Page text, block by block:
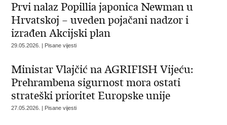
Prvi nalaz Popillia japonica Newman u
Hrvatskoj – uveden pojačani nadzor i
izrađen Akcijski plan
29.05.2026. | Pisane vijesti
Ministar Vlajčić na AGRIFISH Vijeću:
Prehrambena sigurnost mora ostati
strateški prioritet Europske unije
27.05.2026. | Pisane vijesti